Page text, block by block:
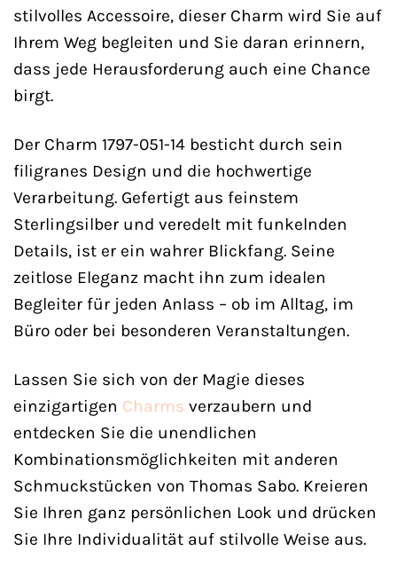
stilvolles Accessoire, dieser Charm wird Sie auf
Ihrem Weg begleiten und Sie daran erinnern,
dass jede Herausforderung auch eine Chance
birgt.
Der Charm 1797-051-14 besticht durch sein
filigranes Design und die hochwertige
Verarbeitung. Gefertigt aus feinstem
Sterlingsilber und veredelt mit funkelnden
Details, ist er ein wahrer Blickfang. Seine
zeitlose Eleganz macht ihn zum idealen
Begleiter für jeden Anlass – ob im Alltag, im
Büro oder bei besonderen Veranstaltungen.
Lassen Sie sich von der Magie dieses
einzigartigen Charms verzaubern und
entdecken Sie die unendlichen
Kombinationsmöglichkeiten mit anderen
Schmuckstücken von Thomas Sabo. Kreieren
Sie Ihren ganz persönlichen Look und drücken
Sie Ihre Individualität auf stilvolle Weise aus.